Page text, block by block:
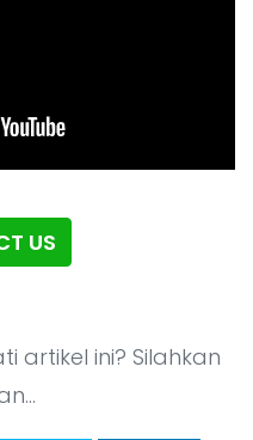
US
artikel ini? Silahkan